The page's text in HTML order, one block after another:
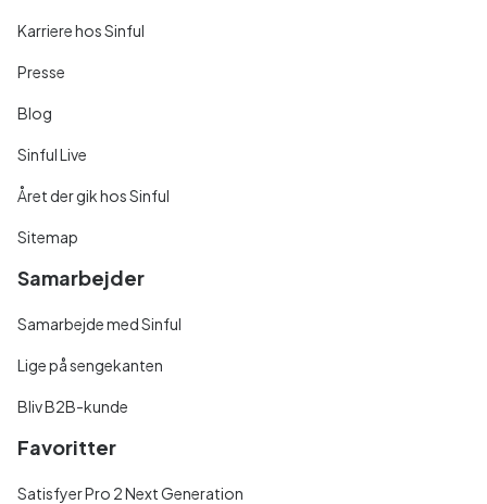
Karriere hos Sinful
Presse
Blog
Sinful Live
Året der gik hos Sinful
Sitemap
Samarbejder
Samarbejde med Sinful
Lige på sengekanten
Bliv B2B-kunde
Favoritter
Satisfyer Pro 2 Next Generation